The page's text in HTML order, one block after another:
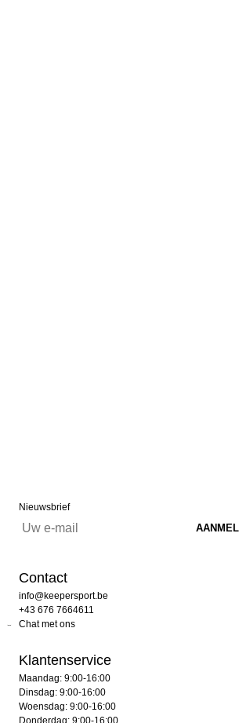
Nieuwsbrief
Contact
info@keepersport.be
+43 676 7664611
Chat met ons
Klantenservice
Maandag: 9:00-16:00
Dinsdag: 9:00-16:00
Woensdag: 9:00-16:00
Donderdag: 9:00-16:00